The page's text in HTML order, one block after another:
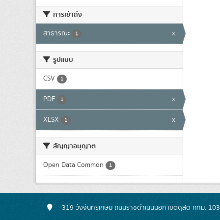
การเข้าถึง
สาธารณะ 1 x
รูปแบบ
CSV 1
PDF 1 x
XLSX 1 x
สัญญาอนุญาต
Open Data Common 1
319 วังจันทรเกษม ถนนราชดำเนินนอก เขตดุสิต กทม.